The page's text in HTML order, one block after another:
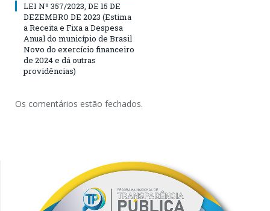
LEI Nº 357/2023, DE 15 DE
DEZEMBRO DE 2023 (Estima
a Receita e Fixa a Despesa
Anual do município de Brasil
Novo do exercício financeiro
de 2024 e dá outras
providências)
Os comentários estão fechados.